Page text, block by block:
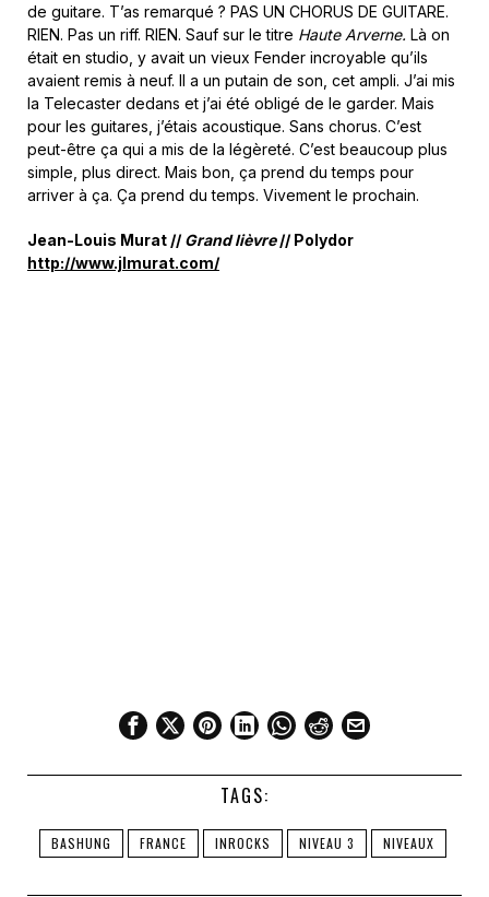
de guitare. T’as remarqué ? PAS UN CHORUS DE GUITARE.
RIEN. Pas un riff. RIEN. Sauf sur le titre Haute Arverne. Là on
était en studio, y avait un vieux Fender incroyable qu’ils
avaient remis à neuf. Il a un putain de son, cet ampli. J’ai mis
la Telecaster dedans et j’ai été obligé de le garder. Mais
pour les guitares, j’étais acoustique. Sans chorus. C’est
peut-être ça qui a mis de la légèreté. C’est beaucoup plus
simple, plus direct. Mais bon, ça prend du temps pour
arriver à ça. Ça prend du temps. Vivement le prochain.
Jean-Louis Murat // Grand lièvre// Polydor
http://www.jlmurat.com/
TAGS:
BASHUNG FRANCE INROCKS NIVEAU 3 NIVEAUX